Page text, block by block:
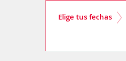
Elige tus fechas